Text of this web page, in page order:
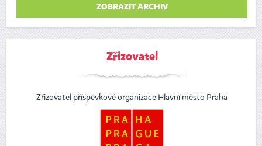
ZOBRAZIT ARCHIV
Zřizovatel
Zřizovatel příspěvkové organizace Hlavní město Praha